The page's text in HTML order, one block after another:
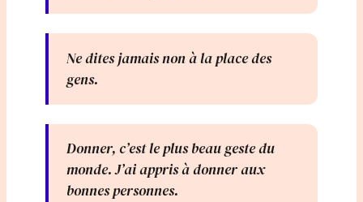
Ne dites jamais non à la place des
gens.
Donner, c’est le plus beau geste du
monde. J’ai appris à donner aux
bonnes personnes.